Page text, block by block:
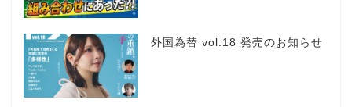
外国為替 vol.18 発売のお知らせ